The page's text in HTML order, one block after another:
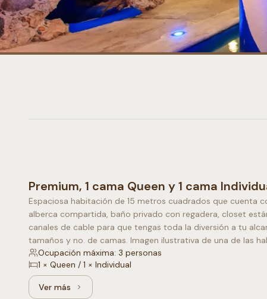
Premium, 1 cama Queen y 1 cama
Espaciosa habitación de 15 metros cuadrados que cuenta
alberca compartida, baño privado con regadera, closet
canales de cable para que tengas toda la diversión a tu
tamaños y no. de camas. Imagen ilustrativa de una de las
Ocupación máxima: 3 personas
1 × Queen / 1 × Individual
Ver másVer más: Premium, 1 cama Queen y 1 cama Individual